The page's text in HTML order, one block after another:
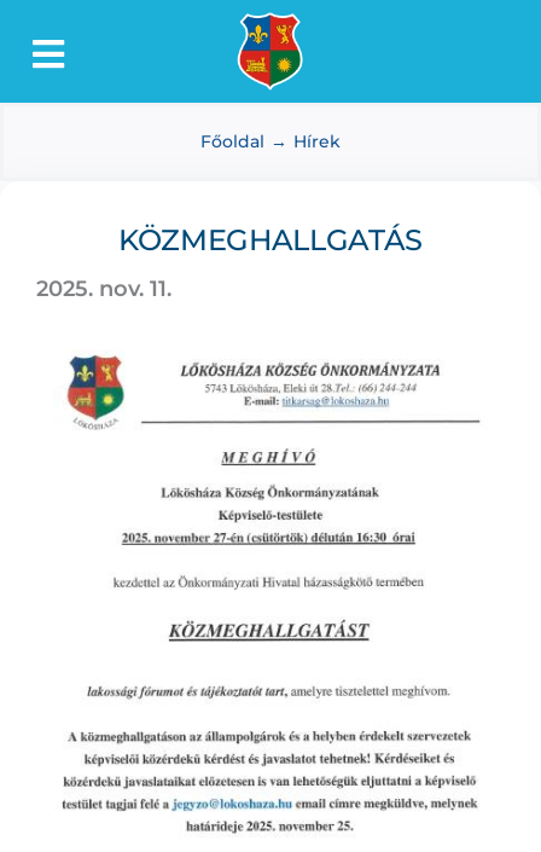
Toggle
Lőkösháza
Dokumentumtár
Média
Választás
Főoldal Hírek
KÖZMEGHALLGATÁS
2025. nov. 11.